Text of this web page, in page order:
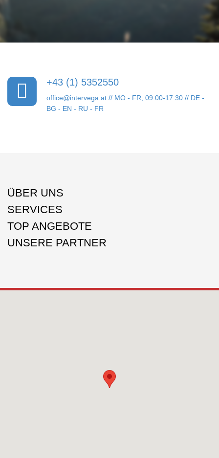
+43 (1) 5352550
office@intervega.at // MO - FR, 09:00-17:30 // DE -
BG - EN - RU - FR
ÜBER UNS
SERVICES
TOP ANGEBOTE
UNSERE PARTNER